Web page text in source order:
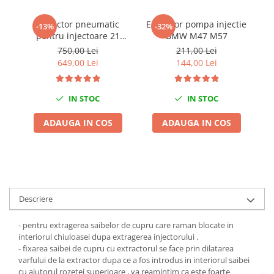
Chei de Forta
Chei Dinamometrice
Ciocane Dalti si Dornuri
Reparat Filete
Scule Electrice
Aeroterme si Incalzitoare
Aparate de spalat cu presiune
Masini de polishat
Pistoale aer cald
Pistoale de lipit
Pistoale electrice de impact
Polizoare unghiulare
-13%
Extractor pneumatic
pentru injectoare 21
piese
750,00 Lei
649,00 Lei
IN STOC
ADAUGA IN COS
-32%
Extractor pompa injectie
BMW M47 M57
211,00 Lei
144,00 Lei
IN STOC
ADAUGA IN COS
Descriere
- pentru extragerea saibelor de cupru care raman blocate in
interiorul chiuloasei dupa extragerea injectorului .
- fixarea saibei de cupru cu extractorul se face prin dilatarea
varfului de la extractor dupa ce a fos introdus in interiorul saibei
cu ajutorul rozetei superioare , va reamintim ca este foarte